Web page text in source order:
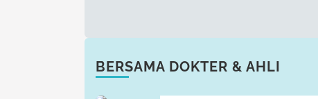
BERSAMA DOKTER & AHLI